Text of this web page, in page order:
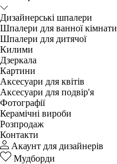
Дизайнерські шпалери
Шпалери для ванної кімнати
Шпалери для дитячої
Килими
Дзеркала
Картини
Аксесуари для квітів
Аксесуари для подвір'я
Фотографії
Керамічні вироби
Розпродаж
Контакти
Акаунт для дизайнерів
Мудборди